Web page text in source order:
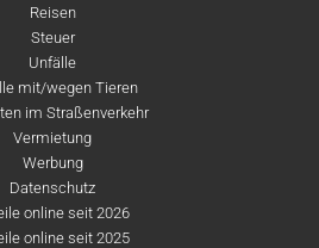
Reisen
Steuer
Unfälle
mit/wegen Tieren
im Straßenverkehr
Vermietung
Werbung
Datenschutz
online seit 2026
online seit 2025